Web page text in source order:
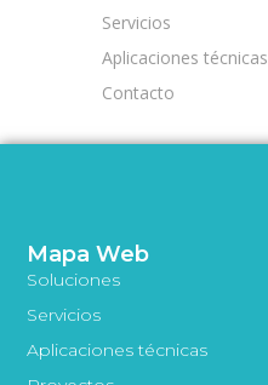
Servicios
Aplicaciones técnicas
Contacto
Mapa Web
Soluciones
Servicios
Aplicaciones técnicas